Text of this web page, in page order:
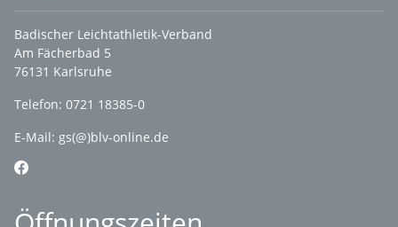
Badischer Leichtathletik-Verband
Am Fächerbad 5
76131 Karlsruhe
Telefon: 0721 18385-0
E-Mail: gs(@)blv-online.de